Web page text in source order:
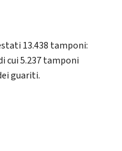
13.438 tamponi:
cui 5.237 tamponi
guariti.